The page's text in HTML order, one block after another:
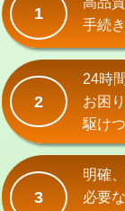
交換・取付(排
（P/S/ポップア
交換・取付（そ
持込商品取付（
持込商品取付（
持込商品取付（
1
手続
2
24時
お困
駆け
3
明確
必要